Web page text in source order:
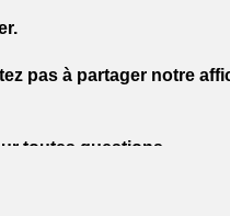
pas à partager notre
toutes questions.